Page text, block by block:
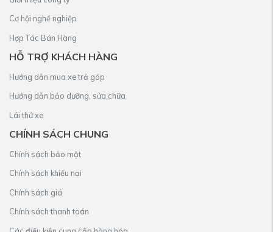
Cơ hội nghề nghiệp
Hợp Tác Bán Hàng
HỖ TRỢ KHÁCH HÀNG
Hướng dẫn mua xe trả góp
Hướng dẫn bảo dưỡng, sửa chữa
Lái thử xe
CHÍNH SÁCH CHUNG
Chính sách bảo mật
Chính sách khiếu nại
Chính sách giá
Chính sách thanh toán